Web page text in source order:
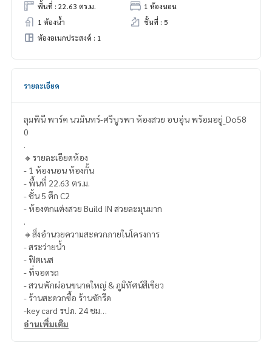
พื้นที่ : 22.63 ตร.ม.
1 ห้องนอน
1 ห้องน้ำ
ชั้นที่ : 5
ห้องอเนกประสงค์ : 1
รายละเอียด
ลุมพินี พาร์ค นวมินทร์-ศรีบูรพา ห้องสวย อบอุ่น พร้อมอยู่_Do58
0
.
🔸รายละเอียดห้อง
- 1 ห้องนอน ห้องกั้น
- พื้นที่ 22.63 ตร.ม.
- ชั้น 5 ตึก C2
- ห้องตกแต่งสวย Build IN สวยละมุนมาก
.
🔸สิ่งอำนวยความสะดวกภายในโครงการ
- สระว่ายน้ำ
- ฟิตเนส
- ที่จอดรถ
- สวนพักผ่อนขนาดใหญ่ & ภูมิทัศน์สีเขียว
- ร้านสะดวกซื้อ ร้านซักรีด
-key card รปภ. 24 ชม
.อ่านเพิ่มเติม